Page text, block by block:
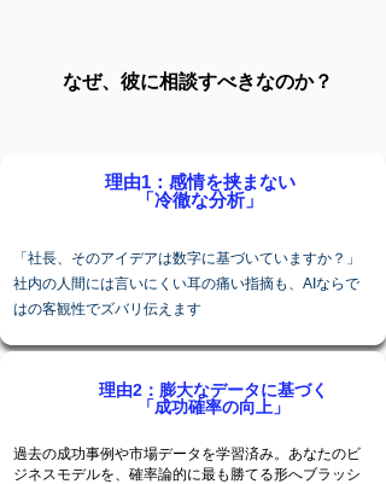
なぜ、彼に相談すべきなのか？
理由1：感情を挟まない
「冷徹な分析」
「社長、そのアイデアは数字に基づいていますか？」
社内の人間には言いにくい耳の痛い指摘も、AIならで
はの客観性でズバリ伝えます
理由2：膨大なデータに基づく
「成功確率の向上」
過去の成功事例や市場データを学習済み。あなたのビ
ジネスモデルを、確率論的に最も勝てる形へブラッシ